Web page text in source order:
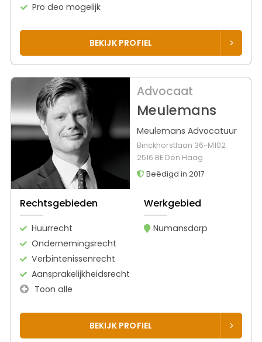
Pro deo mogelijk
BEKIJK PROFIEL
Advocaat
Meulemans
Meulemans Advocatuur
Binckhorstlaan 36-M102
2516 BE Den Haag
Beëdigd in 2017
Rechtsgebieden
Huurrecht
Ondernemingsrecht
Verbintenissenrecht
Aansprakelijkheidsrecht
Toon alle
Werkgebied
Numansdorp
BEKIJK PROFIEL